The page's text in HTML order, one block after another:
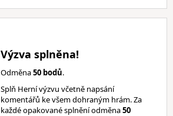
Výzva splněna!
Odměna50 bodů.
Splň Herní výzvu včetně napsání
komentářů ke všem dohraným hrám. Za
každé opakované splnění odměna50